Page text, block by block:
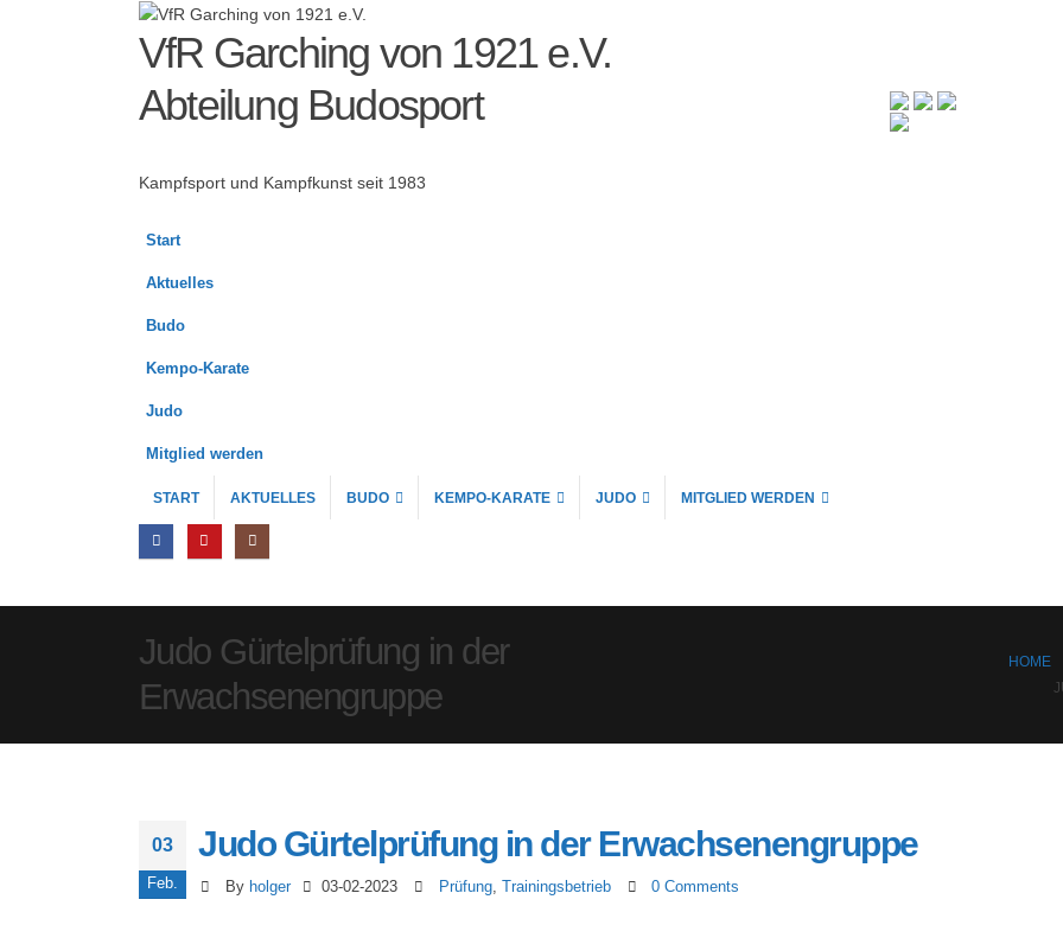
VfR Garching von 1921 e.V.
Abteilung Budosport
Kampfsport und Kampfkunst seit 1983
Start
Aktuelles
Budo
Kempo-Karate
Judo
Mitglied werden
START AKTUELLES BUDO KEMPO-KARATE JUDO MITGLIED WERDEN
Judo Gürtelprüfung in der
Erwachsenengruppe
HOME
03
Feb.
Judo Gürtelprüfung in der Erwachsenengruppe
By holger 03-02-2023 Prüfung, Trainingsbetrieb 0 Comments